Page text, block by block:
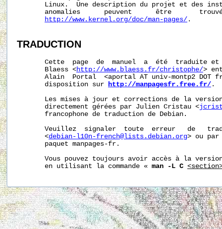
Linux.  Une description du projet et des
anomalies      peuvent      être
http://www.kernel.org/doc/man-pages/ .
TRADUCTION
Cette  page  de  manuel  a  été  traduite
       Blaess <
http://www.blaess.fr/christophe/>
Alain  Portal  <aportal AT univ-montp2 DOT
       disposition sur
http://manpagesfr.free.fr/ .
Les mises à jour et corrections de la
       directement gérées par Julien Cristau <
       francophone de traduction de Debian.
Veuillez  signaler  toute  erreur   de
       <
debian-l10n-french@lists.debian.org> ou par
       paquet manpages-fr.
Vous pouvez toujours avoir accès à la
       en utilisant la commande «
man -L C